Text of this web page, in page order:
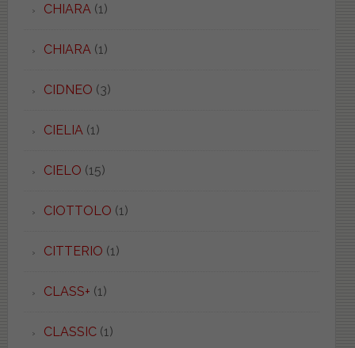
CHIARA (1)
CHIARA (1)
CIDNEO (3)
CIELIA (1)
CIELO (15)
CIOTTOLO (1)
CITTERIO (1)
CLASS+ (1)
CLASSIC(1)